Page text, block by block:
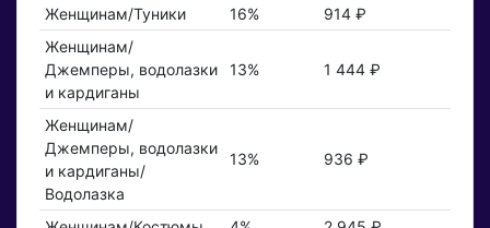
Женщинам/Туники
16%
914 ₽
Женщинам/
Джемперы, водолазки
и кардиганы
13% 1 444 ₽
Женщинам/
Джемперы, водолазки
и кардиганы/
Водолазка
13% 936 ₽